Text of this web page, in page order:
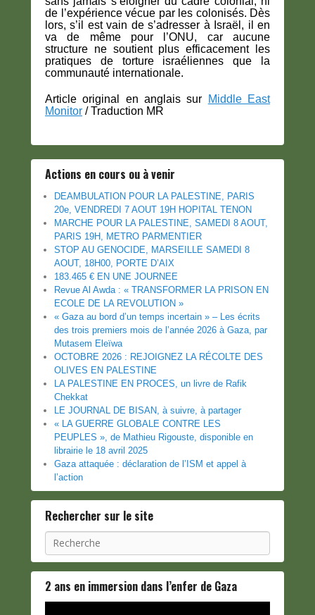
de l’expérience vécue par les colonisés. Dès
lors, s’il est vain de s’adresser à Israël, il en
va de même pour l’ONU, car aucune
structure ne soutient plus efficacement les
pratiques de torture israéliennes que la
communauté internationale.
Article original en anglais sur
Middle East
Monitor / Traduction MR
Actions en cours ou à venir
DEAMBULATION POUR LA PALESTINE, PARIS
20e, VENDREDI 7 AOUT 19H HOPITAL TENON
MARCHE POUR LA PALESTINE, SAMEDI 8 AOUT,
PARIS 19H, METRO PARMENTIER
STOP AU GENOCIDE, MARSEILLE SAMEDI 8
AOUT, 18H00, PORTE D’AIX
183.465 € EN UNE JOURNEE
Revue Al Awda : « TRANSFORMER LA PRISON EN
ECOLE DE LA REVOLUTION »
« Gaza au bord d’un temps incertain » – Les écrits
des trois premiers mois de l’année 2026 à Gaza, par
Mutasem Eleïwa
OCTOBRE 2026 : REJOIGNEZ LA RÉCOLTE DES
OLIVES EN PALESTINE
LA PALESTINE EN PROCES, un livre de Rafik
Chekkat
LE JOURNAL DE BISAN, à suivre, à partager
« LA GUERRE GLOBALE CONTRE LES
PEUPLES », de Mathieu Rigouste, disponible en
librairie le 18 avril 2025
Gaza attaquée : déclaration de l’ISM et appel à
l’action
Rechercher sur le site
Recherche
2 ans en immersion dans l’enfer de Gaza